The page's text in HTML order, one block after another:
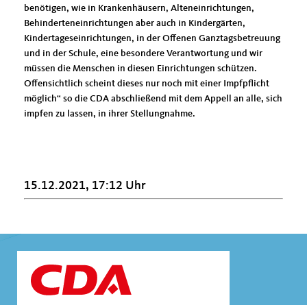
benötigen, wie in Krankenhäusern, Alteneinrichtungen,
Behinderteneinrichtungen aber auch in Kindergärten,
Kindertageseinrichtungen, in der Offenen Ganztagsbetreuung
und in der Schule, eine besondere Verantwortung und wir
müssen die Menschen in diesen Einrichtungen schützen.
Offensichtlich scheint dieses nur noch mit einer Impfpflicht
möglich“ so die CDA abschließend mit dem Appell an alle, sich
impfen zu lassen, in ihrer Stellungnahme.
15.12.2021, 17:12 Uhr